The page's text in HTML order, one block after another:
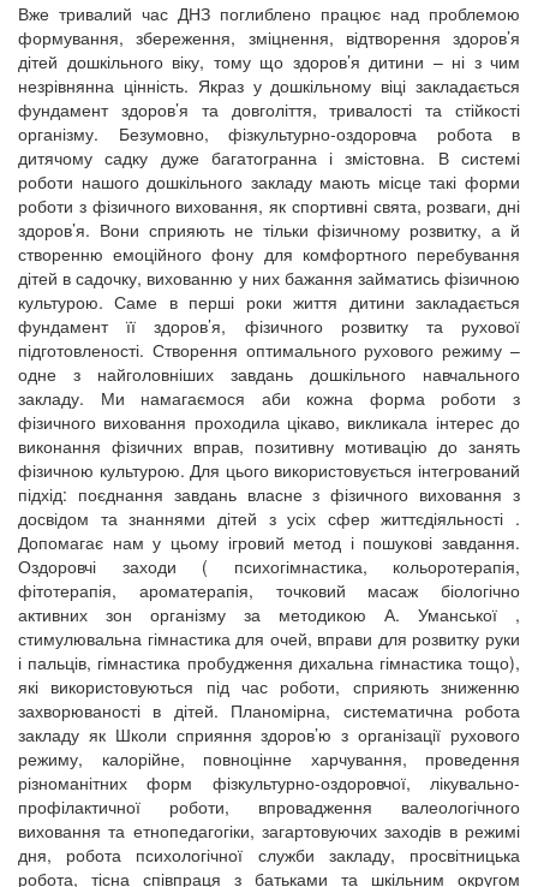
Вже тривалий час ДНЗ поглиблено працює над проблемою
формування, збереження, зміцнення, відтворення здоров’я
дітей дошкільного віку, тому що здоров’я дитини – ні з чим
незрівнянна цінність. Якраз у дошкільному віці закладається
фундамент здоров’я та довголіття, тривалості та стійкості
організму. Безумовно, фізкультурно-оздоровча робота в
дитячому садку дуже багатогранна і змістовна. В системі
роботи нашого дошкільного закладу мають місце такі форми
роботи з фізичного виховання, як спортивні свята, розваги, дні
здоров’я. Вони сприяють не тільки фізичному розвитку, а й
створенню емоційного фону для комфортного перебування
дітей в садочку, вихованню у них бажання займатись фізичною
культурою. Саме в перші роки життя дитини закладається
фундамент її здоров’я, фізичного розвитку та рухової
підготовленості. Створення оптимального рухового режиму –
одне з найголовніших завдань дошкільного навчального
закладу. Ми намагаємося аби кожна форма роботи з
фізичного виховання проходила цікаво, викликала інтерес до
виконання фізичних вправ, позитивну мотивацію до занять
фізичною культурою. Для цього використовується інтегрований
підхід: поєднання завдань власне з фізичного виховання з
досвідом та знаннями дітей з усіх сфер життєдіяльності .
Допомагає нам у цьому ігровий метод і пошукові завдання.
Оздоровчі заходи ( психогімнастика, кольоротерапія,
фітотерапія, ароматерапія, точковий масаж біологічно
активних зон організму за методикою А. Уманської ,
стимулювальна гімнастика для очей, вправи для розвитку руки
і пальців, гімнастика пробудження дихальна гімнастика тощо),
які використовуються під час роботи, сприяють зниженню
захворюваності в дітей. Планомірна, систематична робота
закладу як Школи сприяння здоров’ю з організації рухового
режиму, калорійне, повноцінне харчування, проведення
різноманітних форм фізкультурно-оздоровчої, лікувально-
профілактичної роботи, впровадження валеологічного
виховання та етнопедагогіки, загартовуючих заходів в режимі
дня, робота психологічної служби закладу, просвітницька
робота, тісна співпраця з батьками та шкільним округом